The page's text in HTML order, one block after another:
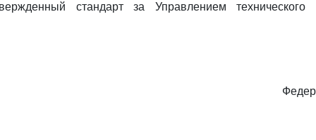
стандарт за Управлением технического